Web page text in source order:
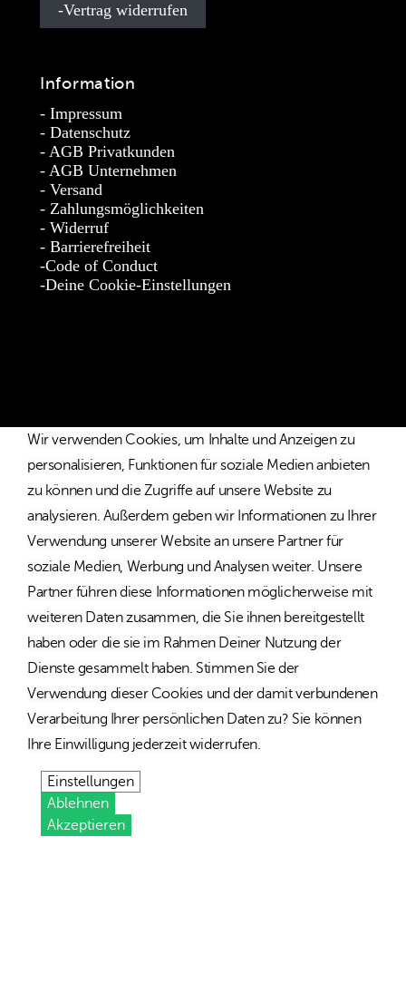
Vertrag widerrufen
Information
Impressum
Datenschutz
AGB Privatkunden
AGB Unternehmen
Versand
Zahlungsmöglichkeiten
Widerruf
Barrierefreiheit
Code of Conduct
Deine Cookie-Einstellungen
Wir verwenden Cookies, um Inhalte und Anzeigen zu
personalisieren, Funktionen für soziale Medien anbieten
zu können und die Zugriffe auf unsere Website zu
analysieren. Außerdem geben wir Informationen zu Ihrer
Verwendung unserer Website an unsere Partner für
soziale Medien, Werbung und Analysen weiter. Unsere
Partner führen diese Informationen möglicherweise mit
weiteren Daten zusammen, die Sie ihnen bereitgestellt
haben oder die sie im Rahmen Deiner Nutzung der
Dienste gesammelt haben. Stimmen Sie der
Verwendung dieser Cookies und der damit verbundenen
Verarbeitung Ihrer persönlichen Daten zu? Sie können
Ihre Einwilligung jederzeit widerrufen.
Einstellungen
Ablehnen
Akzeptieren